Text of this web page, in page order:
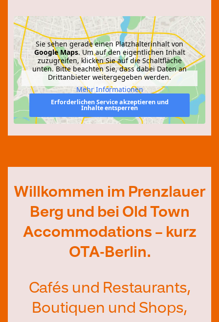
Sie sehen gerade einen Platzhalterinhalt von
Google Maps. Um auf den eigentlichen Inhalt
zuzugreifen, klicken Sie auf die Schaltfläche
unten. Bitte beachten Sie, dass dabei Daten an
Drittanbieter weitergegeben werden.
Mehr Informationen
Erforderlichen Service akzeptieren und
Inhalte entsperren
Willkommen im Prenzlauer
Berg und bei Old Town
Accommodations – kurz
OTA-Berlin.
Cafés und Restaurants,
Boutiquen und Shops,